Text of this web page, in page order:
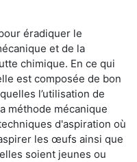
éradiquer le
et de la
chimique. En ce qui
est composée de bon
l’utilisation de
méthode mécanique
d'aspiration où
les œufs ainsi que
soient jeunes ou